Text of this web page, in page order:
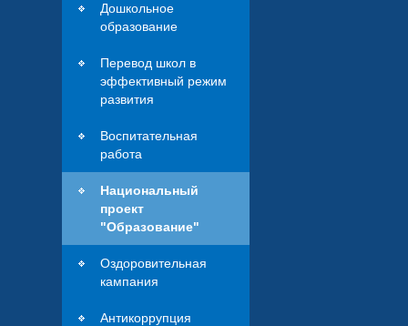
Дошкольное
образование
Перевод школ в
эффективный режим
развития
Воспитательная
работа
Национальный
проект
"Образование"
Оздоровительная
кампания
Антикоррупция